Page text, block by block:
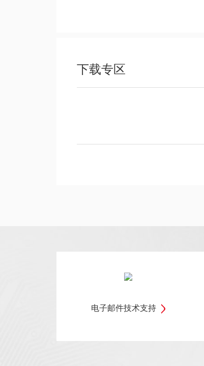
下载专区
电子邮件技术支持